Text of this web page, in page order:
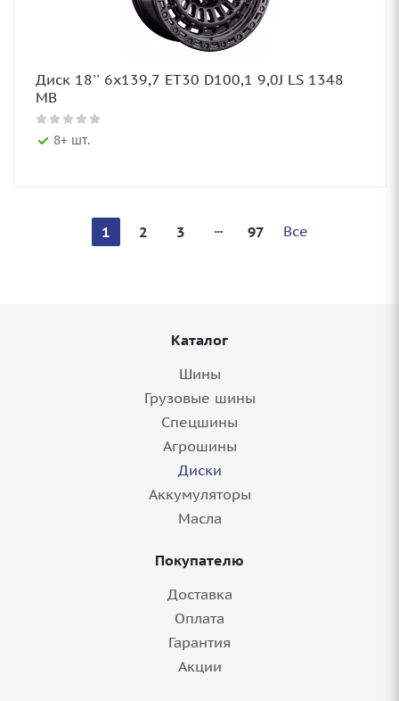
Диск 18'' 6x139,7 ET30 D100,1 9,0J LS 1348
MB
8+ шт.
1 2 3 97 Все
Каталог
Шины
Грузовые шины
Спецшины
Агрошины
Диски
Аккумуляторы
Масла
Покупателю
Доставка
Оплата
Гарантия
Акции